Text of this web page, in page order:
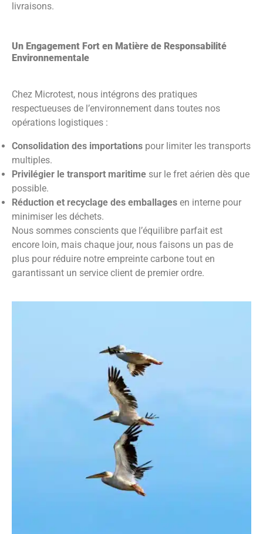
livraisons.
Un Engagement Fort en Matière de Responsabilité
Environnementale
Chez Microtest, nous intégrons des pratiques
respectueuses de l’environnement dans toutes nos
opérations logistiques :
Consolidation des importations pour limiter les transports
multiples.
Privilégier le transport maritime sur le fret aérien dès que
possible.
Réduction et recyclage des emballages en interne pour
minimiser les déchets.
Nous sommes conscients que l’équilibre parfait est
encore loin, mais chaque jour, nous faisons un pas de
plus pour réduire notre empreinte carbone tout en
garantissant un service client de premier ordre.